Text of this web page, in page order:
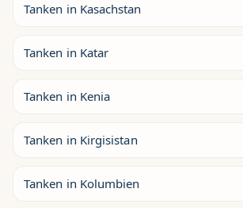
Tanken in Kasachstan
Tanken in Katar
Tanken in Kenia
Tanken in Kirgisistan
Tanken in Kolumbien